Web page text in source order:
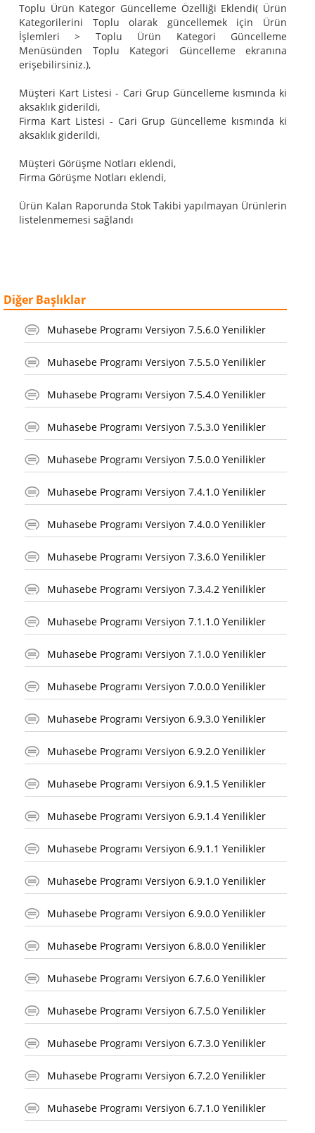
Toplu Ürün Kategor Güncelleme Özelliği Eklendi( Ürün
Kategorilerini Toplu olarak güncellemek için Ürün
İşlemleri > Toplu Ürün Kategori Güncelleme
Menüsünden Toplu Kategori Güncelleme ekranına
erişebilirsiniz.),
Müşteri Kart Listesi - Cari Grup Güncelleme kısmında ki
aksaklık giderildi,
Firma Kart Listesi - Cari Grup Güncelleme kısmında ki
aksaklık giderildi,
Müşteri Görüşme Notları eklendi,
Firma Görüşme Notları eklendi,
Ürün Kalan Raporunda Stok Takibi yapılmayan Ürünlerin
listelenmemesi sağlandı
Diğer Başlıklar
Muhasebe Programı Versiyon 7.5.6.0 Yenilikler
Muhasebe Programı Versiyon 7.5.5.0 Yenilikler
Muhasebe Programı Versiyon 7.5.4.0 Yenilikler
Muhasebe Programı Versiyon 7.5.3.0 Yenilikler
Muhasebe Programı Versiyon 7.5.0.0 Yenilikler
Muhasebe Programı Versiyon 7.4.1.0 Yenilikler
Muhasebe Programı Versiyon 7.4.0.0 Yenilikler
Muhasebe Programı Versiyon 7.3.6.0 Yenilikler
Muhasebe Programı Versiyon 7.3.4.2 Yenilikler
Muhasebe Programı Versiyon 7.1.1.0 Yenilikler
Muhasebe Programı Versiyon 7.1.0.0 Yenilikler
Muhasebe Programı Versiyon 7.0.0.0 Yenilikler
Muhasebe Programı Versiyon 6.9.3.0 Yenilikler
Muhasebe Programı Versiyon 6.9.2.0 Yenilikler
Muhasebe Programı Versiyon 6.9.1.5 Yenilikler
Muhasebe Programı Versiyon 6.9.1.4 Yenilikler
Muhasebe Programı Versiyon 6.9.1.1 Yenilikler
Muhasebe Programı Versiyon 6.9.1.0 Yenilikler
Muhasebe Programı Versiyon 6.9.0.0 Yenilikler
Muhasebe Programı Versiyon 6.8.0.0 Yenilikler
Muhasebe Programı Versiyon 6.7.6.0 Yenilikler
Muhasebe Programı Versiyon 6.7.5.0 Yenilikler
Muhasebe Programı Versiyon 6.7.3.0 Yenilikler
Muhasebe Programı Versiyon 6.7.2.0 Yenilikler
Muhasebe Programı Versiyon 6.7.1.0 Yenilikler